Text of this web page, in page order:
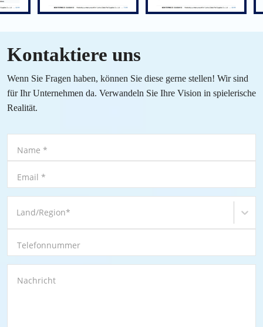
Kontaktiere uns
Wenn Sie Fragen haben, können Sie diese gerne stellen! Wir sind
für Ihr Unternehmen da. Verwandeln Sie Ihre Vision in spielerische
Realität.
Name *
Email *
Land/Region*
Telefonnummer
Nachricht